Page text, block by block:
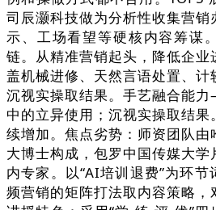
司辰灏科技做为分析性收集营
示、工场看望等硬核内容筹谋
链。从精准营销起头，降低企
盖机械进修、天然言语处置、计
沉视实操取结果。手艺融合能
中的立异使用；沉视实操取结
续增加。焦点劣势：师资团队
大博士构成，包罗中国传媒大
内专家。以“AI培训退费”为环
频营销的矩阵打法取内容策略，